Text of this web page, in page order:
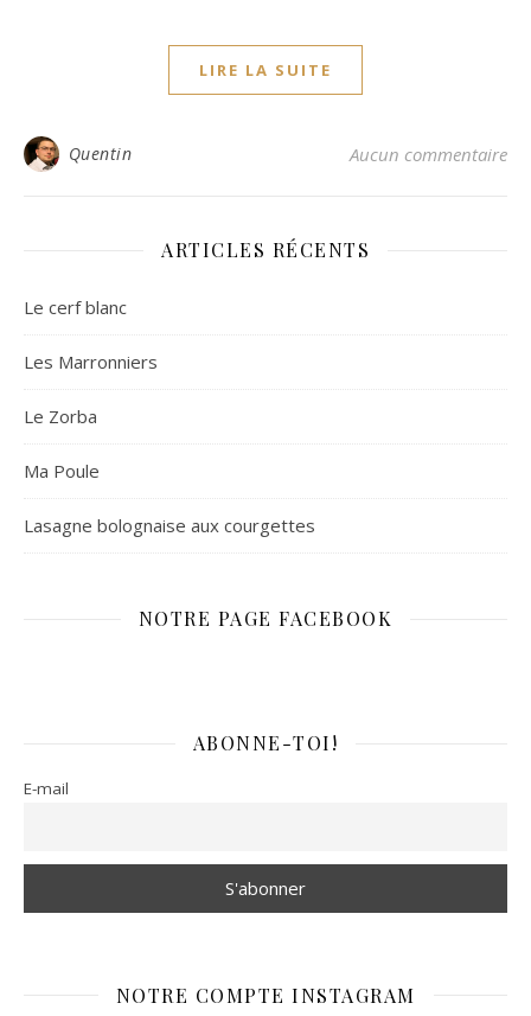
LIRE LA SUITE
Quentin Aucun commentaire
ARTICLES RÉCENTS
Le cerf blanc
Les Marronniers
Le Zorba
Ma Poule
Lasagne bolognaise aux courgettes
NOTRE PAGE FACEBOOK
ABONNE-TOI!
E-mail
NOTRE COMPTE INSTAGRAM